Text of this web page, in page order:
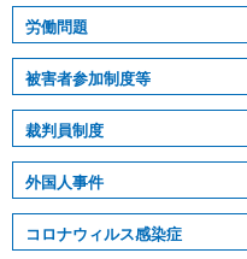
労働問題
被害者参加制度等
裁判員制度
外国人事件
コロナウィルス感染症